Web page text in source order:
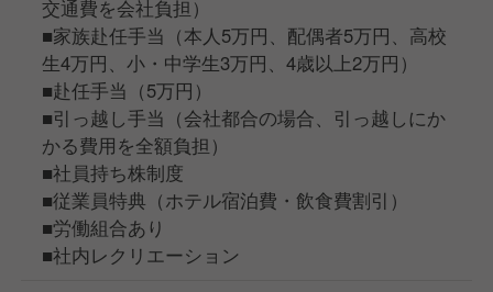
交通費を会社負担）
■家族赴任手当（本人5万円、配偶者5万円、高校
生4万円、小・中学生3万円、4歳以上2万円）
■赴任手当（5万円）
■引っ越し手当（会社都合の場合、引っ越しにか
かる費用を全額負担）
■社員持ち株制度
■従業員特典（ホテル宿泊費・飲食費割引）
■労働組合あり
■社内レクリエーション